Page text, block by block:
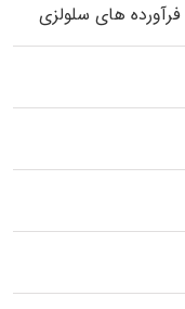
های سلولزی